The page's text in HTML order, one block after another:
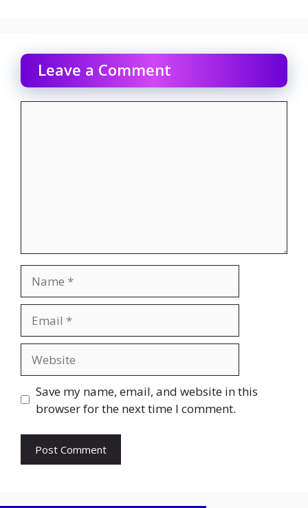
Leave a Comment
Save my name, email, and website in this
browser for the next time I comment.